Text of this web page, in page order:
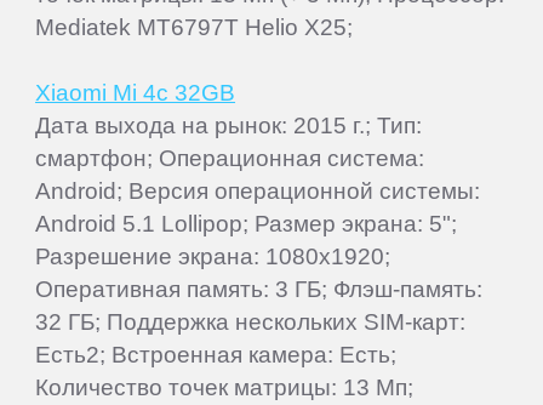
Mediatek MT6797T Helio X25;
Xiaomi Mi 4c 32GB
Дата выхода на рынок: 2015 г.; Тип:
смартфон; Операционная система:
Android; Версия операционной системы:
Android 5.1 Lollipop; Размер экрана: 5";
Разрешение экрана: 1080x1920;
Оперативная память: 3 ГБ; Флэш-память:
32 ГБ; Поддержка нескольких SIM-карт:
Есть2; Встроенная камера: Есть;
Количество точек матрицы: 13 Мп;